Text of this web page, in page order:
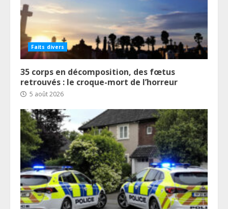
Faits divers
35 corps en décomposition, des fœtus
retrouvés : le croque-mort de l’horreur
5 août 2026